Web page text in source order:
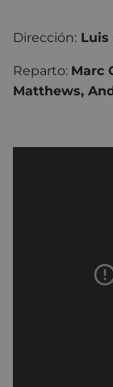
Dirección: Luis
Reparto: Marc
Matthews,